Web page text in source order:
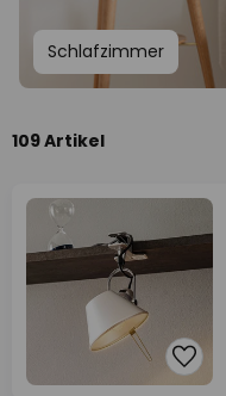
Schlafzimmer
109 Artikel